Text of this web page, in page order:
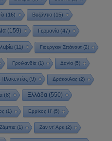
(16) Βυζάντιο (15)
(159) Γερμανία(47)
(11) Γιούργκεν Σπάνουτ(2)
Γροιλανδία (1) Δανία (5)
(9) Δράκουλας (2)
(8) Ελλάδα (550)
(1) Ερρίκος Η'(5)
Ζάμπια (1) Ζαν ντ' Αρκ (2)